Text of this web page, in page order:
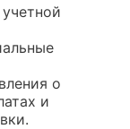
о
и